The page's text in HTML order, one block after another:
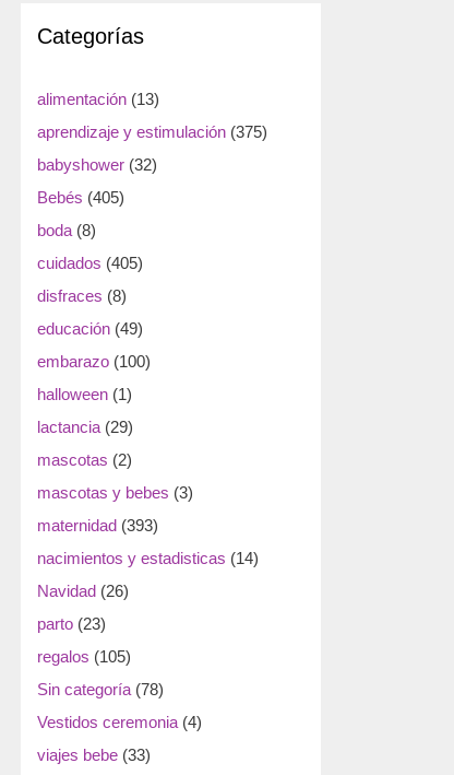
Categorías
alimentación (13)
aprendizaje y estimulación (375)
babyshower (32)
Bebés (405)
boda (8)
cuidados (405)
disfraces (8)
educación (49)
embarazo (100)
halloween (1)
lactancia (29)
mascotas (2)
mascotas y bebes (3)
maternidad (393)
nacimientos y estadisticas (14)
Navidad (26)
parto (23)
regalos (105)
Sin categoría (78)
Vestidos ceremonia (4)
viajes bebe (33)